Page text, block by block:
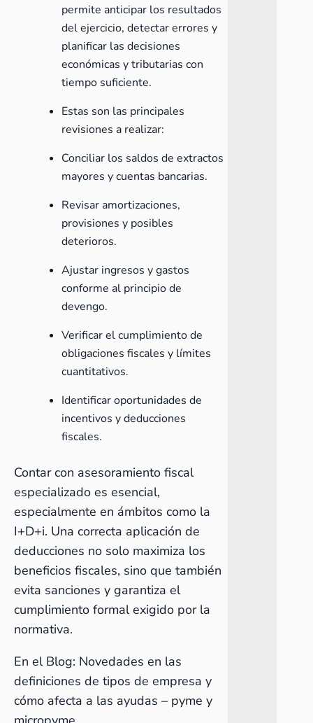
permite anticipar los resultados
del ejercicio, detectar errores y
planificar las decisiones
económicas y tributarias con
tiempo suficiente.
Estas son las principales
revisiones a realizar:
Conciliar los saldos de extractos
mayores y cuentas bancarias.
Revisar amortizaciones,
provisiones y posibles
deterioros.
Ajustar ingresos y gastos
conforme al principio de
devengo.
Verificar el cumplimiento de
obligaciones fiscales y límites
cuantitativos.
Identificar oportunidades de
incentivos y deducciones
fiscales.
Contar con asesoramiento fiscal
especializado es esencial,
especialmente en ámbitos como la
I+D+i. Una correcta aplicación de
deducciones no solo maximiza los
beneficios fiscales, sino que también
evita sanciones y garantiza el
cumplimiento formal exigido por la
normativa.
En el Blog: Novedades en las
definiciones de tipos de empresa y
cómo afecta a las ayudas – pyme y